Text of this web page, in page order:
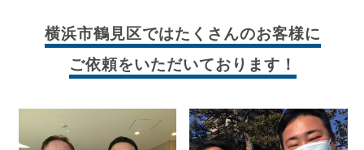
横浜市鶴見区ではたくさんのお客様に
ご依頼をいただいております！